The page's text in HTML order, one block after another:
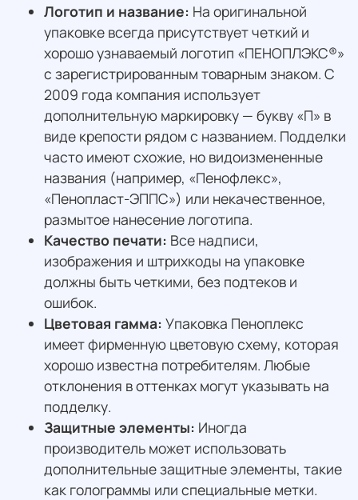
Логотип и название: На оригинальной
упаковке всегда присутствует четкий и
хорошо узнаваемый логотип «ПЕНОПЛЭКС®»
с зарегистрированным товарным знаком. С
2009 года компания использует
дополнительную маркировку — букву «П» в
виде крепости рядом с названием. Подделки
часто имеют схожие, но видоизмененные
названия (например, «Пенофлекс»,
«Пенопласт-ЭППС») или некачественное,
размытое нанесение логотипа.
Качество печати: Все надписи,
изображения и штрихкоды на упаковке
должны быть четкими, без подтеков и
ошибок.
Цветовая гамма: Упаковка Пеноплекс
имеет фирменную цветовую схему, которая
хорошо известна потребителям. Любые
отклонения в оттенках могут указывать на
подделку.
Защитные элементы: Иногда
производитель может использовать
дополнительные защитные элементы, такие
как голограммы или специальные метки.